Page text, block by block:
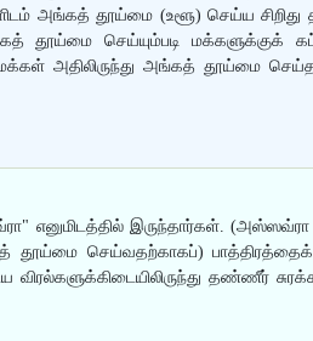
அங்கத் தூய்மை (உளூ) செய்ய
தூய்மை செய்யும்படி
மக்கள் அதிலிருந்து அங்கத் தூய்மை
இருந்தார்கள். (அஸ்ஸவ்ரா
தூய்மை செய்வதற்காகப்)
தண்ணீர்